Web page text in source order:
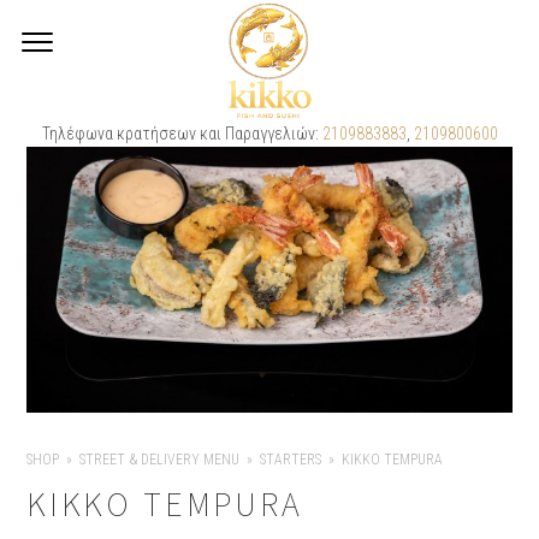
Τηλέφωνα κρατήσεων και Παραγγελιών: 2109883883 2109800600
SHOP STREET & DELIVERY MENU STARTERS KIKKO TEMPURA
KIKKO TEMPURA